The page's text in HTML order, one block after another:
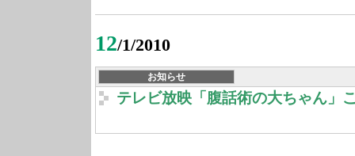
12/1/2010
お知らせ
テレビ放映「腹話術の大ちゃん」